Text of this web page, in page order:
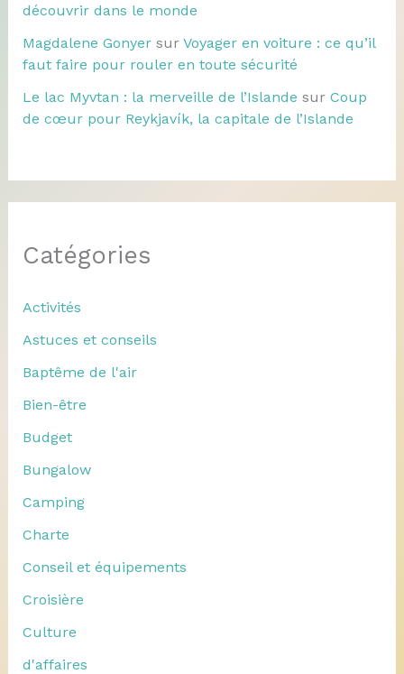
découvrir dans le monde
Magdalene Gonyersur Voyager en voiture : ce qu’il
faut faire pour rouler en toute sécurité
Le lac Myvtan : la merveille de l’Islande sur Coup
de cœur pour Reykjavík, la capitale de l’Islande
Catégories
Activités
Astuces et conseils
Baptême de l'air
Bien-être
Budget
Bungalow
Camping
Charte
Conseil et équipements
Croisière
Culture
d'affaires